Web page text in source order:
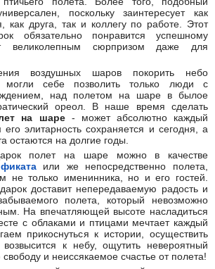
поскольку заинтересует как
как друга, так и коллегу по работе. Этот
обязательно понравится успешному
великолепным сюрпризом даже для
воздушных шаров покорить небо
могли себе позволить только люди с
над полетом на шаре в былое
ореол. В наше время сделать
на шаре- может абсолютно каждый
элитарность сохраняется и сегодня, а
остаются на долгие годы.
полет на шаре можно в качестве
или же непосредственно полета,
не только именинника, но и его гостей.
доставит непередаваемую радость и
полета, который невозможно
На впечатляющей высоте насладиться
с облаками и птицами мечтает каждый
прикоснуться к истории, осуществить
возвысится к небу, ощутить невероятный
и неиссякаемое счастье от полета!